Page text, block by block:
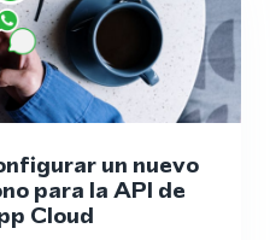
un nuevo
para la API de
Cloud